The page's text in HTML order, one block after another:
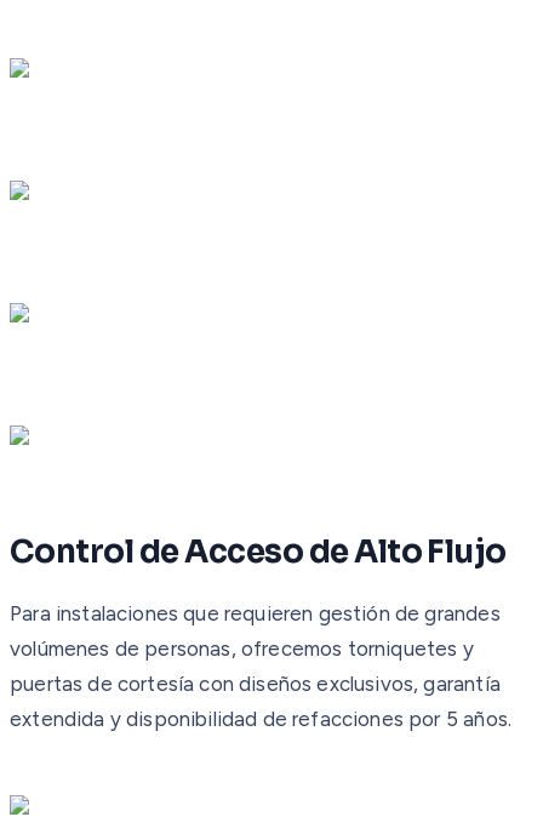
Control de Acceso de Alto Flujo
Para instalaciones que requieren gestión de grandes
volúmenes de personas, ofrecemos torniquetes y
puertas de cortesía con diseños exclusivos, garantía
extendida y disponibilidad de refacciones por 5 años.